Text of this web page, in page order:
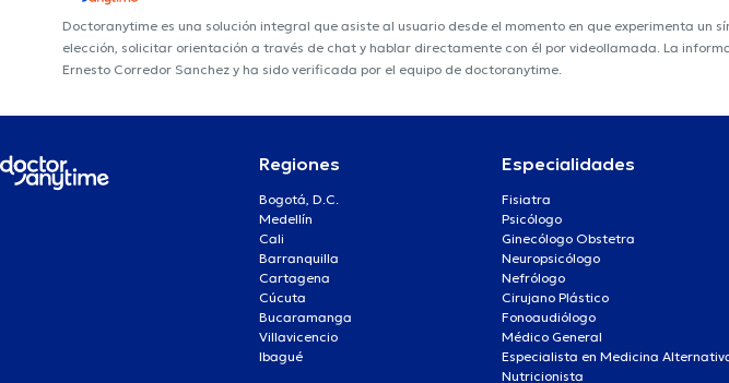
Doctoranytime es una solución integral que asiste al usuario desde el momento en que experimenta
elección, solicitar orientación a través de chat y hablar directamente con él por videollamada. La
Ernesto Corredor Sanchez y ha sido verificada por el equipo de doctoranytime.
Regiones
Bogotá, D.C.
Medellín
Cali
Barranquilla
Cartagena
Cúcuta
Bucaramanga
Villavicencio
Ibagué
Especialidades
Fisiatra
Psicólogo
Ginecólogo Obstetra
Neuropsicólogo
Nefrólogo
Cirujano Plástico
Fonoaudiólogo
Médico General
Especialista en Medicina
Nutricionista